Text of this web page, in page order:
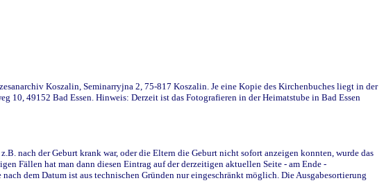
Koszalin, Seminarryjna 2, 75-817 Koszalin. Je eine Kopie des Kirchenbuches liegt in der
10, 49152 Bad Essen. Hinweis: Derzeit ist das Fotografieren in der Heimatstube in Bad Essen
nach der Geburt krank war, oder die Eltern die Geburt nicht sofort anzeigen konnten, wurde das
Fällen hat man dann diesen Eintrag auf der derzeitigen aktuellen Seite - am Ende -
dem Datum ist aus technischen Gründen nur eingeschränkt möglich. Die Ausgabesortierung